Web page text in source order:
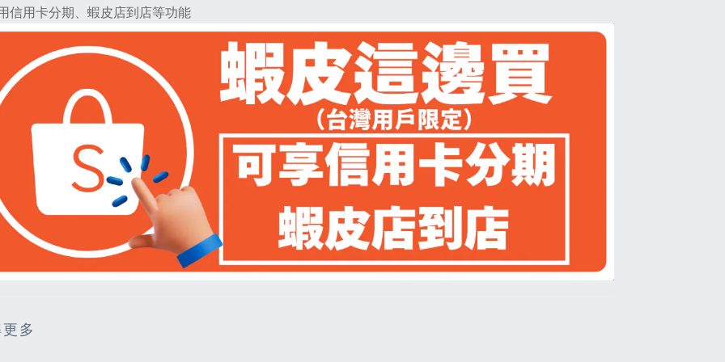
信用卡分期、蝦皮店到店等功能
多